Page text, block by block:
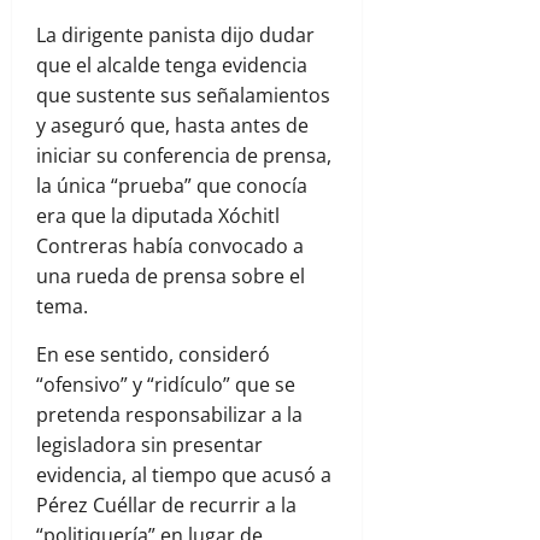
La dirigente panista dijo dudar
que el alcalde tenga evidencia
que sustente sus señalamientos
y aseguró que, hasta antes de
iniciar su conferencia de prensa,
la única “prueba” que conocía
era que la diputada Xóchitl
Contreras había convocado a
una rueda de prensa sobre el
tema.
En ese sentido, consideró
“ofensivo” y “ridículo” que se
pretenda responsabilizar a la
legisladora sin presentar
evidencia, al tiempo que acusó a
Pérez Cuéllar de recurrir a la